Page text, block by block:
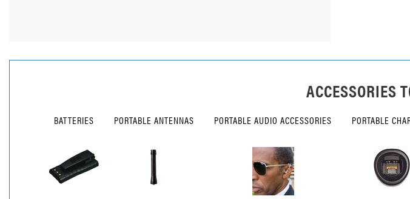
ACCESSORIES
BATTERIES PORTABLE ANTENNAS PORTABLE AUDIO ACCESSORIES PORTABLE